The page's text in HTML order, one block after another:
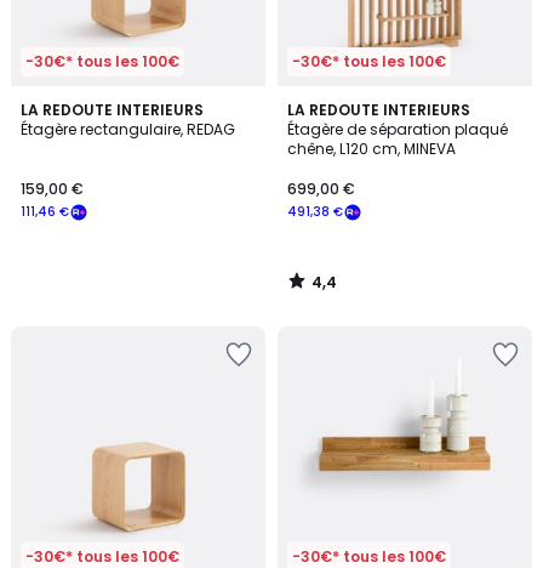
-30€* tous les 100€
LA REDOUTE INTERIEURS
Étagère rectangulaire, REDAG
€
souscrivez
111,46 €
159,00 €
-30€* tous les 100€
LA REDOUTE INTERIEURS
Étagère de séparation plaqué
chêne, L120 cm, MINEVA
491,38 €
699,00 €
4,4
/ 5
4,4
/
-30€* tous les 100€ -30€* tous les 100€